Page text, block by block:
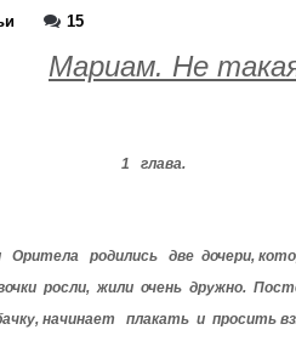
15
Мариам. Не
1 глава.
родились две дочери,
росли, жили очень дружно.
начинает плакать и